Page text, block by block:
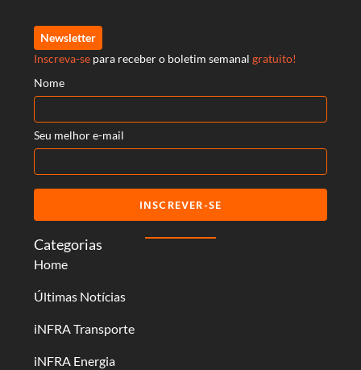
Categorias
Home
Últimas Notícias
iNFRA Transporte
iNFRA Energia
Newsletter
Inscreva-se para receber o boletim semanal gratuito!
Nome
Seu melhor e-mail
INSCREVER-SE